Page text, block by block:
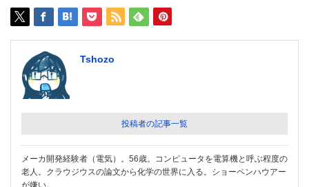
Tshozo
投稿者の記事一覧
メーカ開発経験者（電気）。56歳。コンピュータを電算機と呼ぶ程度の
老人。クラウジウスの論文から化学の世界に入る。ショーペンハウアー
が嫌い。